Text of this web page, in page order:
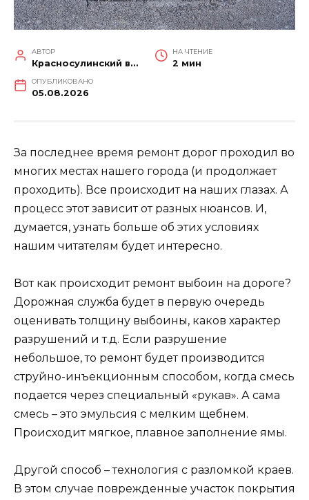
АВТОР
Красносулинский вестник
НА ЧТЕНИЕ
2 мин
ОПУБЛИКОВАНО
05.08.2026
За последнее время ремонт дорог проходил во
многих местах нашего города (и продолжает
проходить). Все происходит на наших глазах. А
процесс этот зависит от разных нюансов. И,
думается, узнать больше об этих условиях
нашим читателям будет интересно.
Вот как происходит ремонт выбоин на дороге?
Дорожная служба будет в первую очередь
оценивать толщину выбоины, каков характер
разрушений и т.д. Если разрушение
небольшое, то ремонт будет производится
струйно-инъекционным способом, когда смесь
подается через специальный «рукав». А сама
смесь – это эмульсия с мелким щебнем.
Происходит мягкое, плавное заполнение ямы.
Другой способ – технология с разломкой краев.
В этом случае поврежденные участок покрытия